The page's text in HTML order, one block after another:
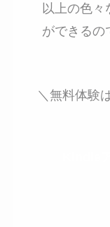
以上の色々
ができる
＼無料体験